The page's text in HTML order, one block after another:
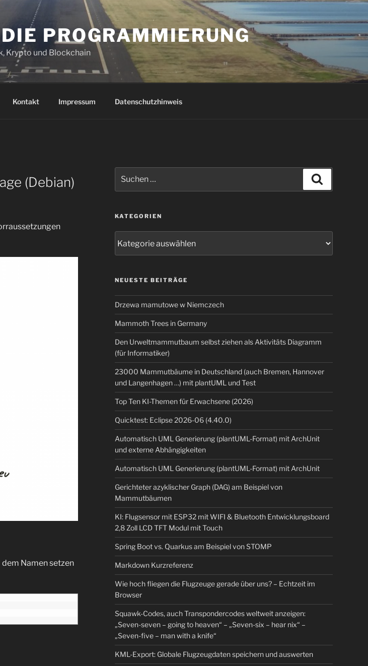
PROGRAMMIERUNG
Krypto und Blockchain
Kontakt Impressum Datenschutzhinweis
(Debian)
Namen setzen
nach:
KATEGORIEN
NEUESTE BEITRÄGE
Drzewa mamutowe w Niemczech
Mammoth Trees in Germany
Den Urweltmammutbaum selbst ziehen als Aktivitäts Diagramm
(für Informatiker)
23000 Mammutbäume in Deutschland (auch Bremen, Hannover
und Langenhagen …) mit plantUML und Test
Top Ten KI-Themen für Erwachsene (2026)
Quicktest: Eclipse 2026-06 (4.40.0)
Automatisch UML Generierung (plantUML-Format) mit ArchUnit
und externe Abhängigkeiten
Automatisch UML Generierung (plantUML-Format) mit ArchUnit
Gerichteter azyklischer Graph (DAG) am Beispiel von
Mammutbäumen
KI: Flugsensor mit ESP32 mit WIFI & Bluetooth Entwicklungsboard
2,8 Zoll LCD TFT Modul mit Touch
Spring Boot vs. Quarkus am Beispiel von STOMP
Markdown Kurzreferenz
Wie hoch fliegen die Flugzeuge gerade über uns? – Echtzeit im
Browser
Squawk-Codes, auch Transpondercodes weltweit anzeigen:
„Seven-seven – going to heaven“ – „Seven-six – hear nix“ –
„Seven-five – man with a knife“
KML-Export: Globale Flugzeugdaten speichern und auswerten